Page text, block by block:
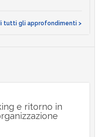
tutti gli approfondimenti >
e ritorno in